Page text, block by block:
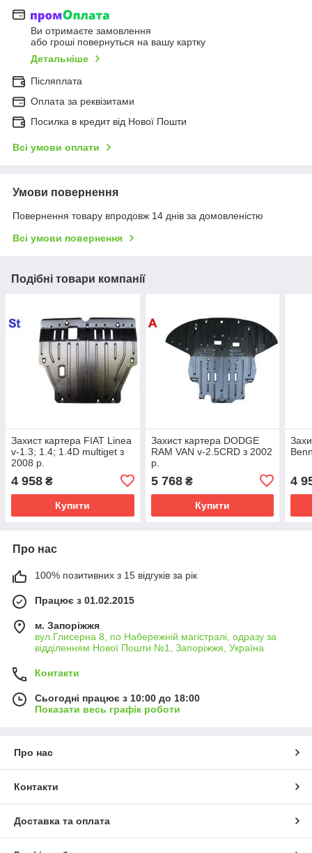
Ви отримаєте замовлення
або гроші повернуться на вашу картку
Детальніше
Післяплата
Оплата за реквізитами
Посилка в кредит від Нової Пошти
Всі умови оплати
Умови повернення
Повернення товару впродовж 14 днів за домовленістю
Всі умови повернення
Подібні товари компанії
Захист картера FIAT Linea
v-1.3; 1.4; 1.4D multiget з
2008 р.
4 958 ₴
Купити
Захист картера DODGE
RAM VAN v-2.5CRD з 2002
р.
5 768₴
Купити
4
Про нас
100% позитивних з 15 відгуків за рік
Працює з 01.02.2015
м. Запоріжжя
вул.Глисерна 8, по Набережній магістралі, одразу за
відділенням Нової Пошти №1, Запоріжжя, Україна
Контакти
Сьогодні працює з 10:00 до 18:00
Показати весь графік роботи
Про нас
Контакти
Доставка та оплата